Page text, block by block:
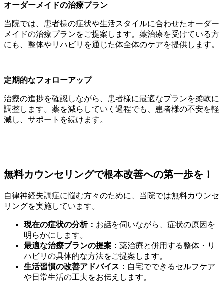
オーダーメイドの治療プラン
当院では、患者様の症状や生活スタイルに合わせたオーダー
メイドの治療プランをご提案します。薬治療を受けている方
にも、整体やリハビリを通じた体全体のケアを提供します。
定期的なフォローアップ
治療の進捗を確認しながら、患者様に最適なプランを柔軟に
調整します。薬を減らしていく過程でも、患者様の不安を軽
減し、サポートを続けます。
無料カウンセリングで根本改善への第一歩を！
自律神経失調症に悩む方々のために、当院では無料カウンセ
リングを実施しています。
現在の症状の分析： お話を伺いながら、症状の原因を
明らかにします。
最適な治療プランの提案： 薬治療と併用する整体・リ
ハビリの具体的な方法をご提案します。
生活習慣の改善アドバイス： 自宅でできるセルフケア
や日常生活の工夫をお伝えします。